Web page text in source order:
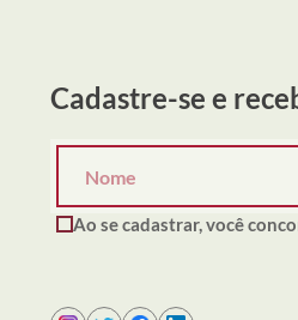
Cadastre-se e
Ao se cadastrar, você